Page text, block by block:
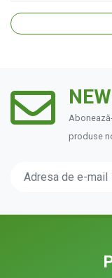
produse